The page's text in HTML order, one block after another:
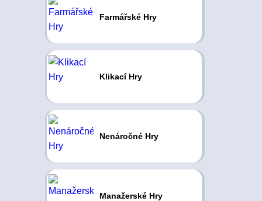
Farmářské Hry
Klikací Hry
Nenáročné Hry
Manažerské Hry